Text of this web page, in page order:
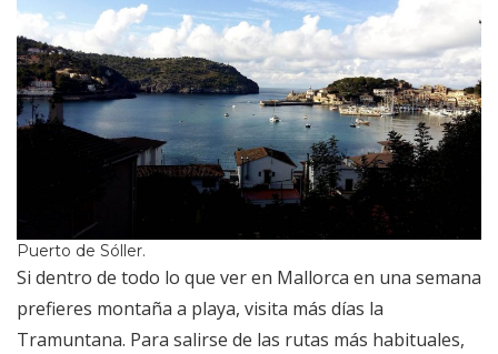
Puerto de Sóller.
Si dentro de todo lo que ver en Mallorca en una semana
prefieres montaña a playa, visita más días la
Tramuntana. Para salirse de las rutas más habituales,